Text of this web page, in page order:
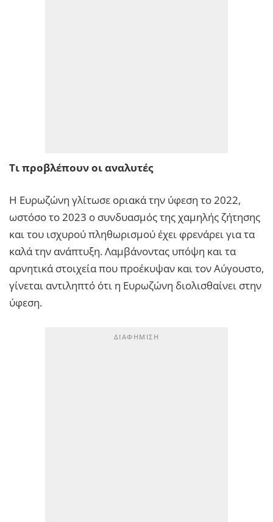
Τι προβλέπουν οι αναλυτές
Η Ευρωζώνη γλίτωσε οριακά την ύφεση το 2022,
ωστόσο το 2023 ο συνδυασμός της χαμηλής ζήτησης
και του ισχυρού πληθωρισμού έχει φρενάρει για τα
καλά την ανάπτυξη. Λαμβάνοντας υπόψη και τα
αρνητικά στοιχεία που προέκυψαν και τον Αύγουστο,
γίνεται αντιληπτό ότι η Ευρωζώνη διολισθαίνει στην
ύφεση.